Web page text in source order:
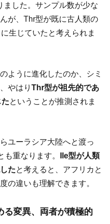
ました。サンプル数が少な
が、Thr型が既に古人類の
生じていたと考えられま
ように進化したのか、シミ
やはり Thr型が祖先的であ
ということが推測されま
ユーラシア大陸へと渡っ
も重なります。 Ile型が人類
たと考えると、アフリカと
の違いも理解できます。
る変異、両者が積極的